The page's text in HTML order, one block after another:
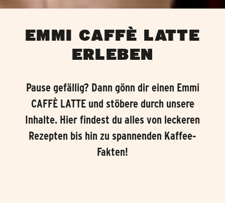
EMMI CAFFÈ LATTE
ERLEBEN
Pause gefällig? Dann gönn dir einen Emmi
CAFFÈ LATTE und stöbere durch unsere
Inhalte. Hier findest du alles von leckeren
Rezepten bis hin zu spannenden Kaffee-
Fakten!